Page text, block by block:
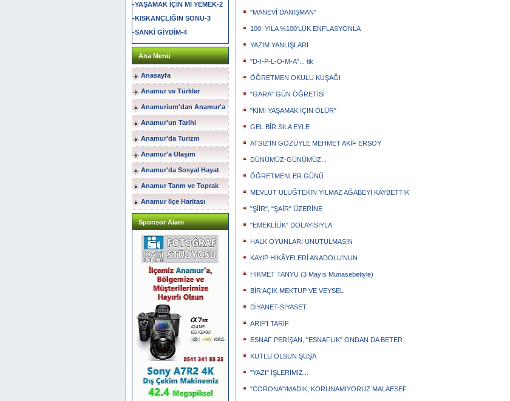
-YAŞAMAK İÇİN Mİ YEMEK-2
-KISKANÇLIĞIN SONU-3
-SANKİ GİYDİM-4
Ana Menü
Anasayfa
Anamur ve Türkler
Anamurium'dan Anamur'a
Anamur'un Tarihi
Anamur'da Turizm
Anamur'a Ulaşım
Anamur'da Sosyal Hayat
Anamur Tarım ve Toprak
Anamur İlçe Haritası
Sponsor Alanı
"MANEVİ DANIŞMAN"
100. YILA %100'LÜK ENFLASYONLA
YAZIM YANLIŞLARI
"D-İ-P-L-O-M-A"... tik
ÖĞRETMEN OKULU KUŞAĞI
"GARA" GÜN ÖĞRETİSİ
"KİMİ YAŞAMAK İÇİN ÖLÜR"
GEL BİR SILA EYLE
ATSIZ'IN GÖZÜYLE MEHMET AKİF ERSOY
DÜNÜMÜZ-GÜNÜMÜZ...
ÖĞRETMENLER GÜNÜ
MEVLÜT ULUĞTEKİN YILMAZ AĞABEYİ KAYBETTİK
"ŞİİR", "ŞAİR" ÜZERİNE
"EMEKLİLİK" DOLAYISIYLA
HALK OYUNLARI UNUTULMASIN
KAYIP HİKÂYELERİ ANADOLU'NUN
HİKMET TANYU (3 Mayıs Münasebetiyle)
BİR AÇIK MEKTUP VE VEYSEL
DİYANET-SİYASET
ARİF'İ TARİF
ESNAF PERİŞAN, "ESNAFLIK" ONDAN DA BETER
KUTLU OLSUN ŞUŞA
"YAZI" İŞLERİMİZ...
"CORONA"/MADIK, KORUNAMIYORUZ MALAESEF